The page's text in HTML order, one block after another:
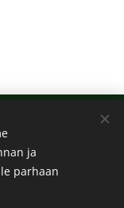
ja
parhaan